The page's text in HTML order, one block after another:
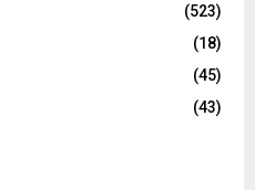
(523)
(18)
(45)
(43)